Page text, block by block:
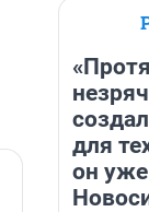
для
он уже